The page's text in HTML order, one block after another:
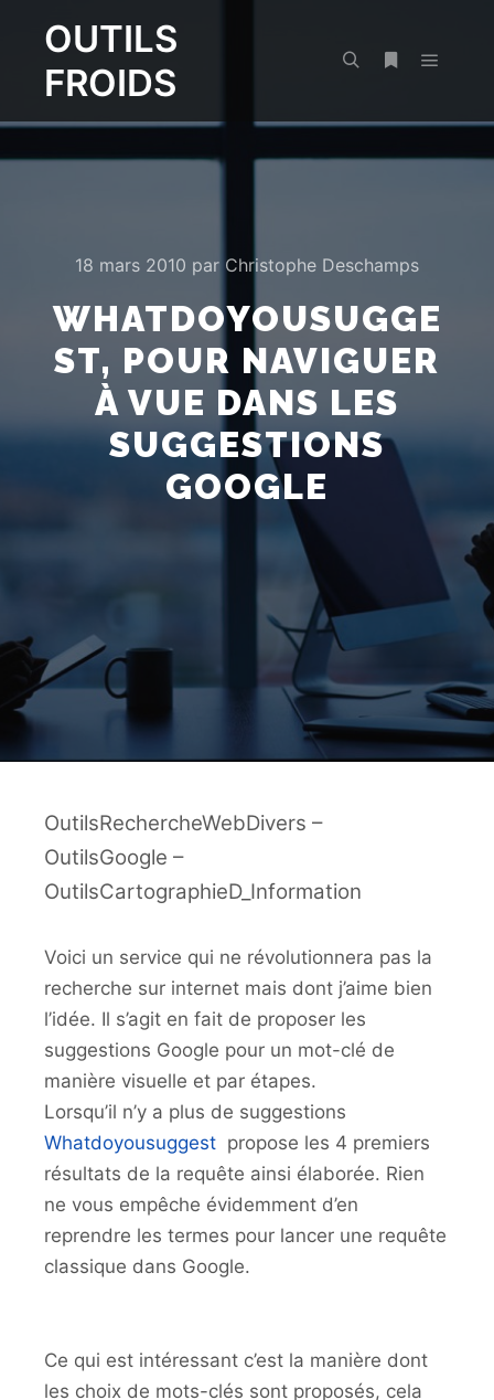
OUTILS
FROIDS
18 mars 2010 par Christophe Deschamps
WHATDOYOUSUGGE
ST, POUR NAVIGUER
À VUE DANS LES
SUGGESTIONS
GOOGLE
OutilsRechercheWebDivers –
OutilsGoogle –
OutilsCartographieD_Information
Voici un service qui ne révolutionnera pas la
recherche sur internet mais dont j’aime bien
l’idée. Il s’agit en fait de proposer les
suggestions Google pour un mot-clé de
manière visuelle et par étapes.
Lorsqu’il n’y a plus de suggestions
Whatdoyousuggest propose les 4 premiers
résultats de la requête ainsi élaborée. Rien
ne vous empêche évidemment d’en
reprendre les termes pour lancer une requête
classique dans Google.
Ce qui est intéressant c’est la manière dont
les choix de mots-clés sont proposés, cela